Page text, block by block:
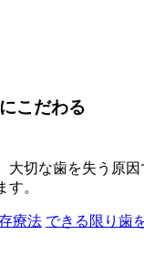
こだわる
大切な歯を失う原
す。
療法 できる限り歯